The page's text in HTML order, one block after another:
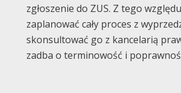
zgłoszenie do ZUS. Z tego
zaplanować cały proces z
skonsultować go z kancelarią
zadba o terminowość i